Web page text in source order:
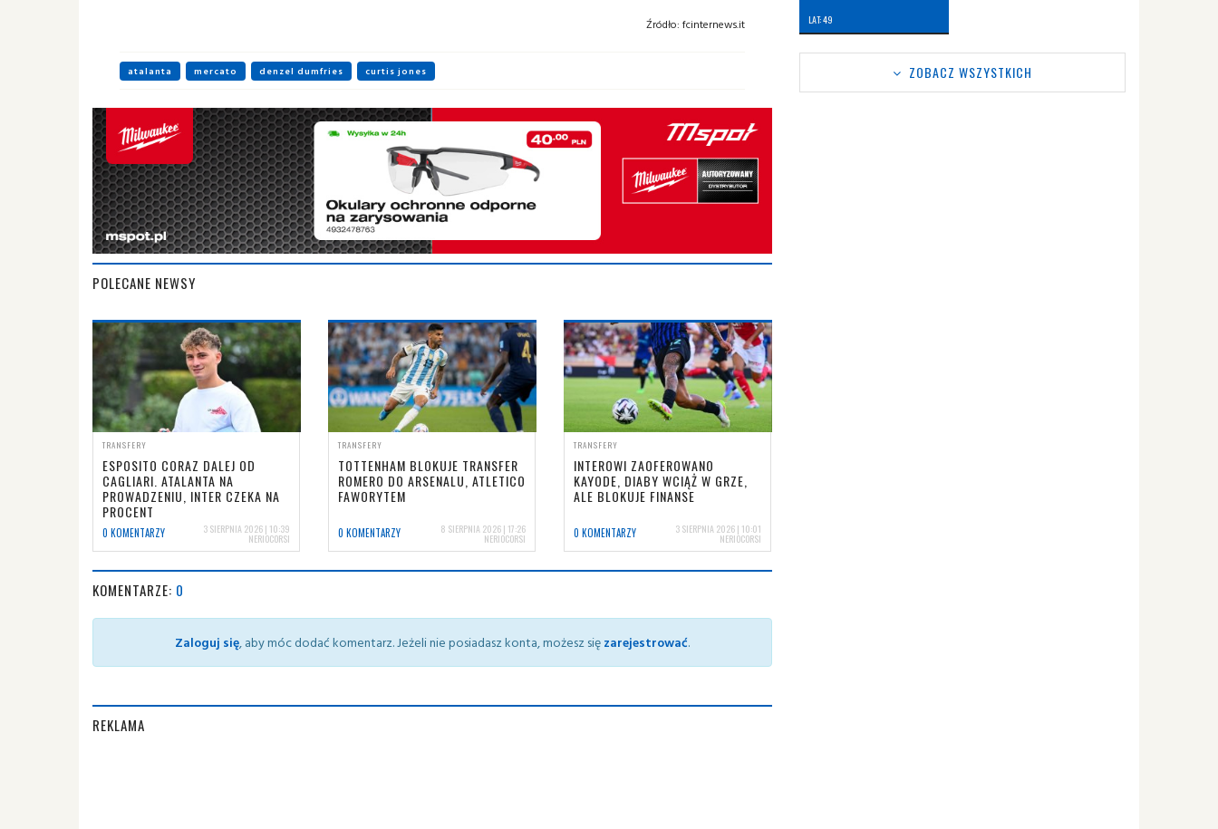
Źródło: fcinternews.it
atalanta mercato denzel dumfries curtis jones
POLECANE NEWSY
TRANSFERY
ESPOSITO CORAZ DALEJ OD
CAGLIARI. ATALANTA NA
PROWADZENIU, INTER CZEKA NA
PROCENT
0 KOMENTARZY 3 SIERPNIA 2026 | 10:39
NERIOCORSI
TRANSFERY
TOTTENHAM BLOKUJE TRANSFER
ROMERO DO ARSENALU, ATLETICO
FAWORYTEM
0 KOMENTARZY 8 SIERPNIA 2026 | 17:26
NERIOCORSI
TRANSFERY
INTEROWI ZAOFEROWANO
KAYODE, DIABY WCIĄŻ W GRZE,
ALE BLOKUJE FINANSE
0 KOMENTARZY 3 SIERPNIA 2026 | 10:01
NERIOCORSI
KOMENTARZE: 0
Zaloguj się, aby móc dodać komentarz. Jeżeli nie posiadasz konta, możesz sięzarejestrować.
REKLAMA
LAT: 49
ZOBACZ WSZYSTKICH